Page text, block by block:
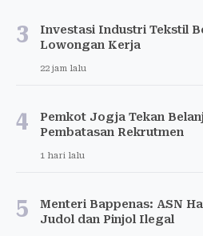
3
Investasi Industri Tekstil
Lowongan Kerja
22 jam lalu
4
Pemkot Jogja Tekan
Pembatasan Rekrutmen
1 hari lalu
5
Menteri Bappenas: ASN
Judol dan Pinjol Ilegal